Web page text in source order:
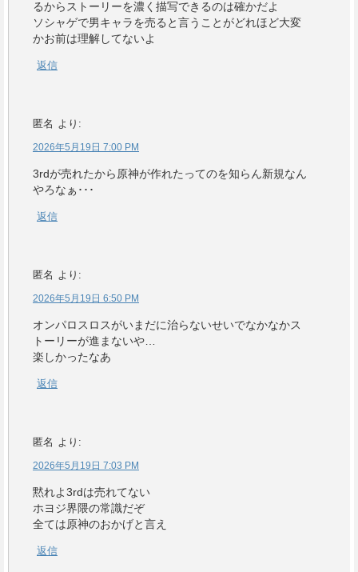
るからストーリーを濃く描写できるのは確かだよ
ソシャゲで男キャラを売ると言うことがどれほど大変
かお前は理解してないよ
返信
匿名 より:
2026年5月19日 7:00 PM
3rdが売れたから原神が作れたってのを知らん新規なん
やろなぁ･･･
返信
匿名 より:
2026年5月19日 6:50 PM
オンパロスロスがいまだに治らないせいでなかなかス
トーリーが進まないや…
楽しかったなあ
返信
匿名 より:
2026年5月19日 7:03 PM
黙れよ3rdは売れてない
ホヨジ界隈の常識だぞ
全ては原神のおかげと言え
返信